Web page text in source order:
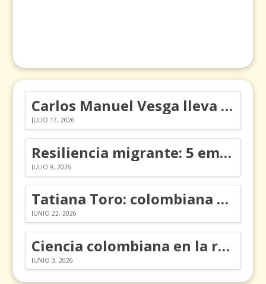
Carlos Manuel Vesga lleva el nombre de Colombia a los Emmy
JULIO 17, 2026
Resiliencia migrante: 5 emociones y cómo gestionarlas
JULIO 9, 2026
Tatiana Toro: colombiana que cambió la historia de las matemáticas
JUNIO 22, 2026
Ciencia colombiana en la revolución de los órganos en chips
JUNIO 3, 2026